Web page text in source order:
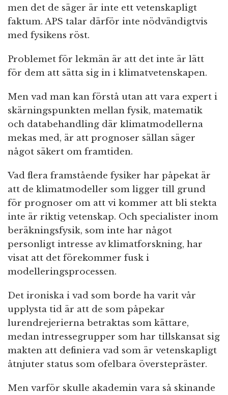
men det de säger är inte ett vetenskapligt
faktum. APS talar därför inte nödvändigtvis
med fysikens röst.
Problemet för lekmän är att det inte är lätt
för dem att sätta sig in i klimatvetenskapen.
Men vad man kan förstå utan att vara expert i
skärningspunkten mellan fysik, matematik
och databehandling där klimatmodellerna
mekas med, är att prognoser sällan säger
något säkert om framtiden.
Vad flera framstående fysiker har påpekat är
att de klimatmodeller som ligger till grund
för prognoser om att vi kommer att bli stekta
inte är riktig vetenskap. Och specialister inom
beräkningsfysik, som inte har något
personligt intresse av klimatforskning, har
visat att det förekommer fusk i
modelleringsprocessen.
Det ironiska i vad som borde ha varit vår
upplysta tid är att de som påpekar
lurendrejerierna betraktas som kättare,
medan intressegrupper som har tillskansat sig
makten att definiera vad som är vetenskapligt
åtnjuter status som ofelbara överstepräster.
Men varför skulle akademin vara så skinande